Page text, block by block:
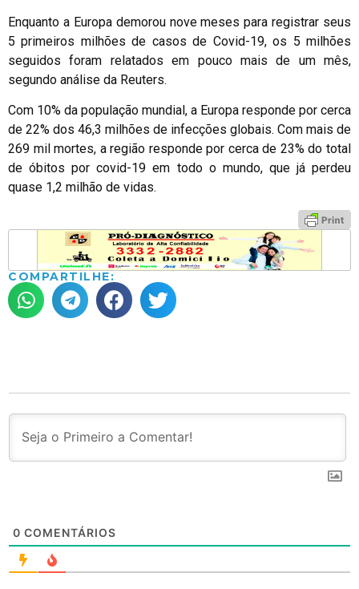
Enquanto a Europa demorou nove meses para registrar seus
5 primeiros milhões de casos de Covid-19, os 5 milhões
seguidos foram relatados em pouco mais de um mês,
segundo análise da Reuters.
Com 10% da população mundial, a Europa responde por cerca
de 22% dos 46,3 milhões de infecções globais. Com mais de
269 mil mortes, a região responde por cerca de 23% do total
de óbitos por covid-19 em todo o mundo, que já perdeu
quase 1,2 milhão de vidas.
COMPARTILHE:
0 COMENTÁRIOS